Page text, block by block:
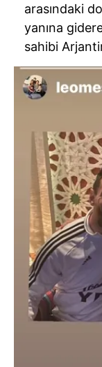
arasındaki
yanına
sahibi